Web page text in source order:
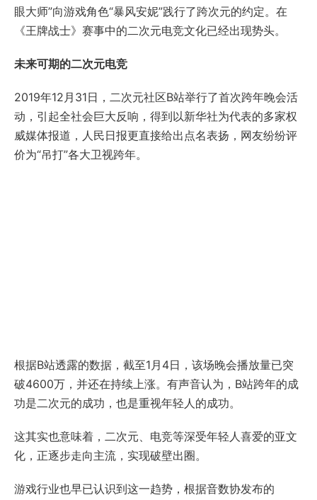
眼大师”向游戏角色“暴风安妮”践行了跨次元的约定。在
《王牌战士》赛事中的二次元电竞文化已经出现势头。
未来可期的二次元电竞
2019年12月31日，二次元社区B站举行了首次跨年晚会活
动，引起全社会巨大反响，得到以新华社为代表的多家权
威媒体报道，人民日报更直接给出点名表扬，网友纷纷评
价为“吊打”各大卫视跨年。
根据B站透露的数据，截至1月4日，该场晚会播放量已突
破4600万，并还在持续上涨。有声音认为，B站跨年的成
功是二次元的成功，也是重视年轻人的成功。
这其实也意味着，二次元、电竞等深受年轻人喜爱的亚文
化，正逐步走向主流，实现破壁出圈。
游戏行业也早已认识到这一趋势，根据音数协发布的